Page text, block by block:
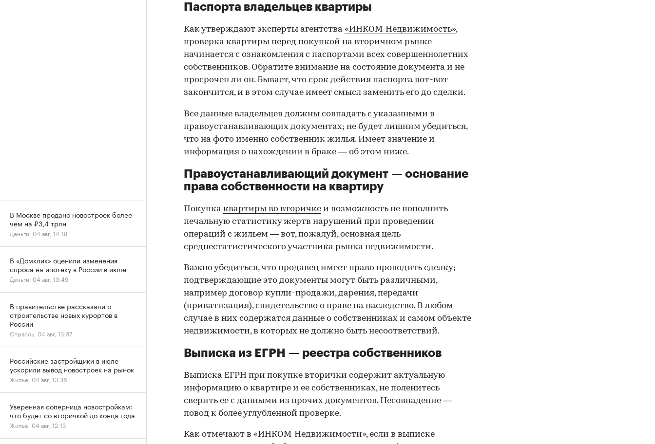
Паспорта владельцев квартиры
Как утверждают эксперты агентства «ИНКОМ-Недвижимость»,
проверка квартиры перед покупкой на вторичном рынке
начинается с ознакомления с паспортами всех совершеннолетних
собственников. Обратите внимание на состояние документа и не
просрочен ли он. Бывает, что срок действия паспорта вот-вот
закончится, и в этом случае имеет смысл заменить его до сделки.
Все данные владельцев должны совпадать с указанными в
правоустанавливающих документах; не будет лишним убедиться,
что на фото именно собственник жилья. Имеет значение и
информация о нахождении в браке — об этом ниже.
Правоустанавливающий документ — основание
права собственности на квартиру
Покупка квартиры во вторичке и возможность не пополнить
печальную статистику жертв нарушений при проведении
операций с жильем — вот, пожалуй, основная цель
среднестатистического участника рынка недвижимости.
Важно убедиться, что продавец имеет право проводить сделку;
подтверждающие это документы могут быть различными,
например договор купли-продажи, дарения, передачи
(приватизация), свидетельство о праве на наследство. В любом
случае в них содержатся данные о собственниках и самом объекте
недвижимости, в которых не должно быть несоответствий.
Выписка из ЕГРН — реестра собственников
Выписка ЕГРН при покупке вторички содержит актуальную
информацию о квартире и ее собственниках, не поленитесь
сверить ее с данными из прочих документов. Несовпадение —
повод к более углубленной проверке.
Как отмечают в «ИНКОМ-Недвижимости», если в выписке
В Москве продано новостроек более
чем на ₽3,4 трлн
Деньги, 04 авг, 14:18
В «Домклик» оценили изменения
спроса на ипотеку в России в июле
Деньги, 04 авг, 13:49
В правительстве рассказали о
строительстве новых курортов в
России
Отрасль, 04 авг, 13:37
Российские застройщики в июле
ускорили вывод новостроек на рынок
Жилье, 04 авг, 13:36
Уверенная соперница новостройкам:
что будет со вторичкой до конца года
Жилье, 04 авг, 12:13